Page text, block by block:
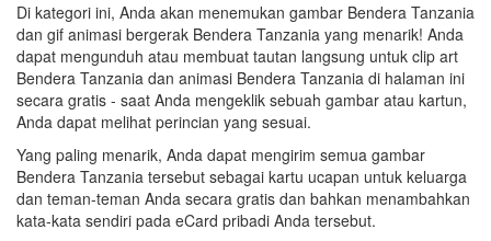
Di kategori ini, Anda akan menemukan gambar Bendera Tanzania
dan gif animasi bergerak Bendera Tanzania yang menarik! Anda
dapat mengunduh atau membuat tautan langsung untuk clip art
Bendera Tanzania dan animasi Bendera Tanzania di halaman ini
secara gratis - saat Anda mengeklik sebuah gambar atau kartun,
Anda dapat melihat perincian yang sesuai.
Yang paling menarik, Anda dapat mengirim semua gambar
Bendera Tanzania tersebut sebagai kartu ucapan untuk keluarga
dan teman-teman Anda secara gratis dan bahkan menambahkan
kata-kata sendiri pada eCard pribadi Anda tersebut.